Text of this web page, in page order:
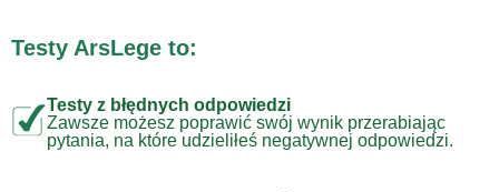
Testy ArsLege to:
Testy z błędnych odpowiedzi
Zawsze możesz poprawić swój wynik przerabiając
pytania, na które udzieliłeś negatywnej odpowiedzi.